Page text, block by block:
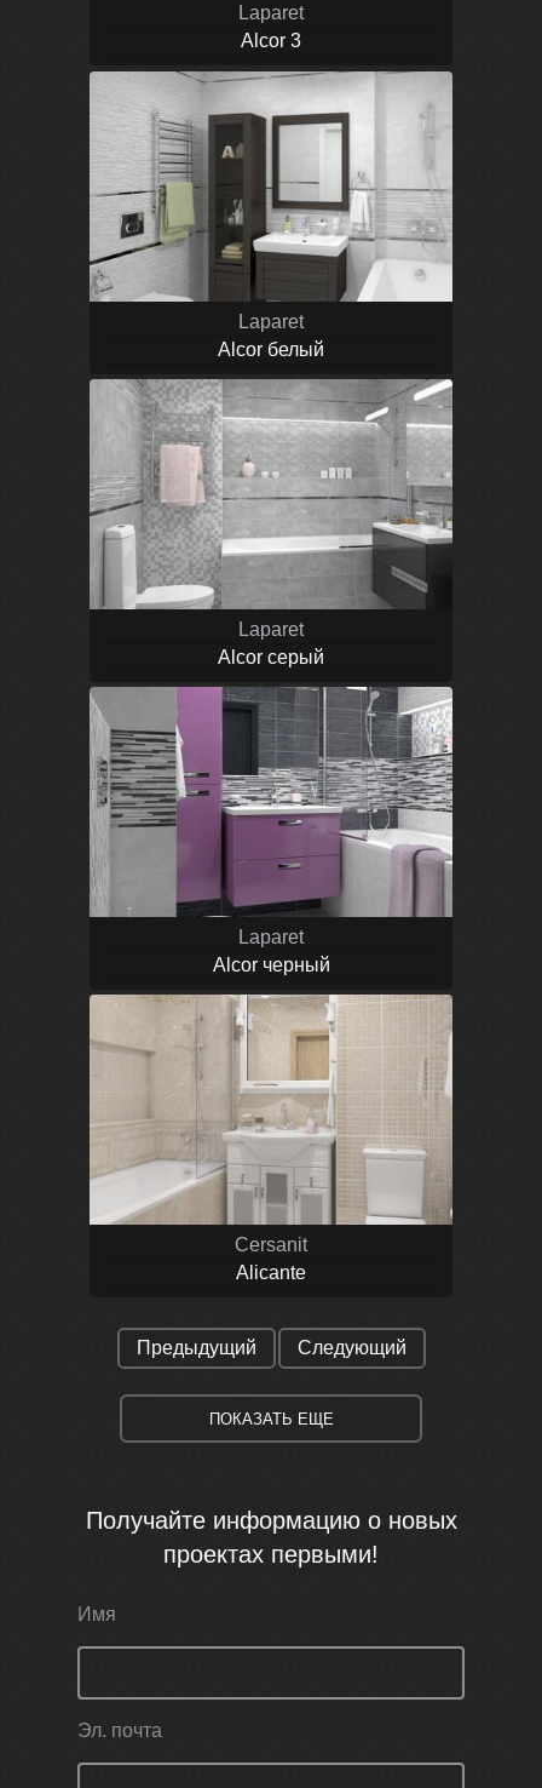
Laparet
Alcor 3
Laparet
Alcor белый
Laparet
Alcor серый
Laparet
Alcor черный
Cersanit
Alicante
Предыдущий Следующий
ПОКАЗАТЬ ЕЩЕ
Получайте информацию о новых
проектах первыми!
Имя
Эл. почта